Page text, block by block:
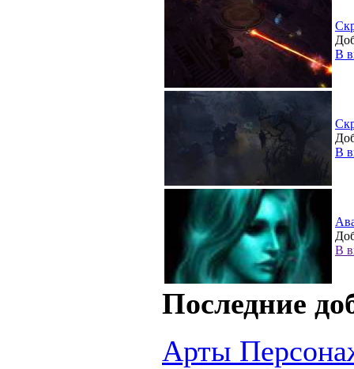
В
В
В
Последние
Арты